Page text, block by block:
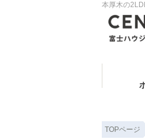
本厚木の
TOPページ